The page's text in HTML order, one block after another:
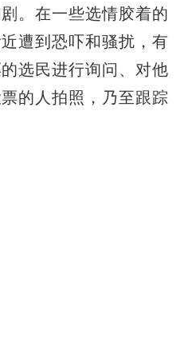
。在一些选情胶着的
遭到恐吓和骚扰，有
选民进行询问、对他
的人拍照，乃至跟踪